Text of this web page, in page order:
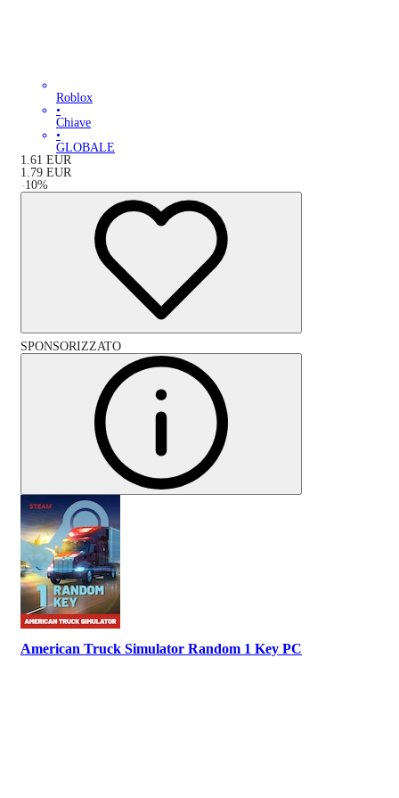
Roblox
•
Chiave
•
GLOBALE
1.61 EUR
1.79 EUR
-10%
SPONSORIZZATO
American Truck Simulator Random 1 Key PC